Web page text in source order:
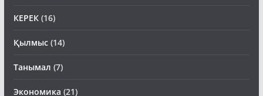
КЕРЕК(16)
Қылмыс(14)
Танымал (7)
Экономика (21)